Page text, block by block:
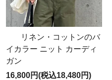
リネン・コットンのバ
イカラー ニット カーディ
ガン
16,800円(税込18,480円)